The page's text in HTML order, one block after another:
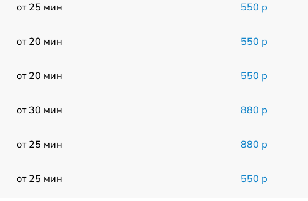
от 25 мин 550 р
от 20 мин 550 р
от 20 мин 550 р
от 30 мин 880 р
от 25 мин 880 р
от 25 мин 550 р